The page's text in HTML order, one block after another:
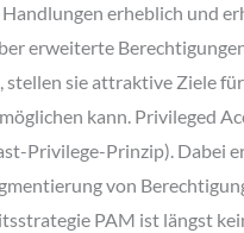
erheblich und
erweiterte
sie attraktive Ziele
kann. Privileged
Privilege-Prinzip).
von
PAM ist längst